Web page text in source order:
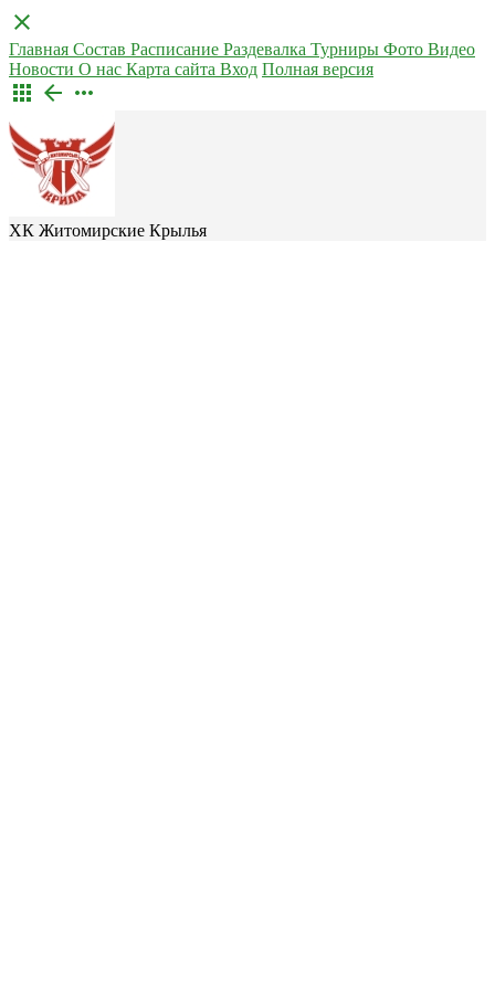
close
Главная Состав Расписание Раздевалка Турниры Фото Видео
Новости О нас Карта сайта Вход Полная версия
apps arrow_back more_horiz
ХК Житомирские Крылья